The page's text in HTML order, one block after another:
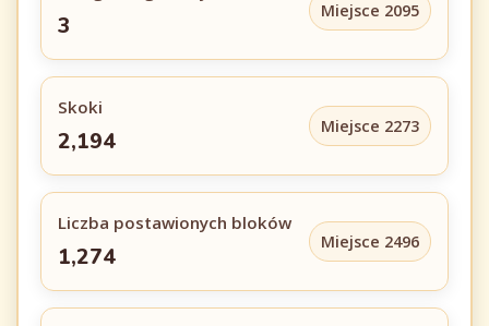
3
Miejsce 2095
Skoki
2,194
Miejsce 2273
Liczba postawionych bloków
1,274
Miejsce 2496